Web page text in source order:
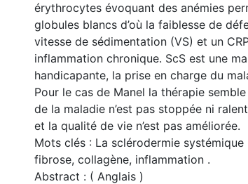
érythrocytes évoquant des anémies
globules blancs d’où la faiblesse de
vitesse de sédimentation (VS) et un
inflammation chronique. ScS est une
handicapante, la prise en charge du
Pour le cas de Manel la thérapie
de la maladie n’est pas stoppée ni
et la qualité de vie n’est pas améliorée.
Mots clés : La sclérodermie systémique
fibrose, collagène, inflammation .
Abstract : ( Anglais )